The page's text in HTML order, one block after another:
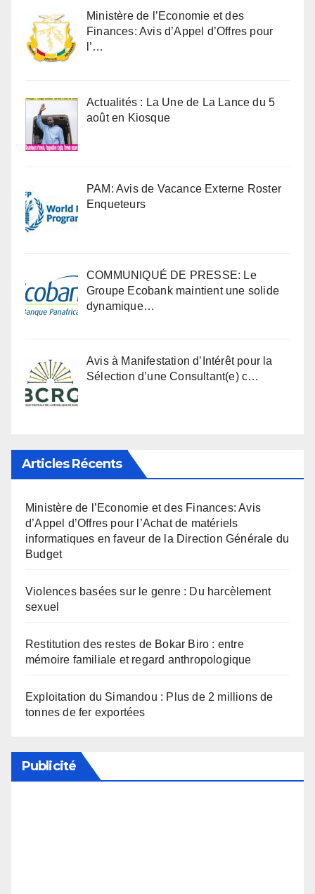
Ministère de l’Economie et des
Finances: Avis d’Appel d’Offres pour
l’…
Actualités : La Une de La Lance du 5
août en Kiosque
PAM: Avis de Vacance Externe Roster
Enqueteurs
COMMUNIQUÉ DE PRESSE: Le
Groupe Ecobank maintient une solide
dynamique…
Avis à Manifestation d’Intérêt pour la
Sélection d’une Consultant(e) c…
Articles Récents
Ministère de l’Economie et des Finances: Avis
d’Appel d’Offres pour l’Achat de matériels
informatiques en faveur de la Direction Générale du
Budget
Violences basées sur le genre : Du harcèlement
sexuel
Restitution des restes de Bokar Biro : entre
mémoire familiale et regard anthropologique
Exploitation du Simandou : Plus de 2 millions de
tonnes de fer exportées
Publicité